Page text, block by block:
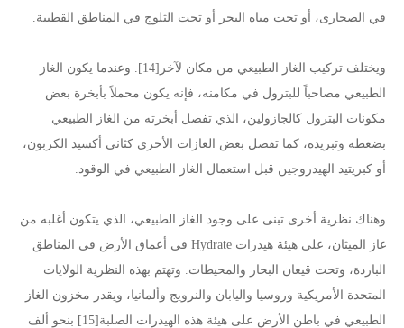
في الصحارى، أو تحت مياه البحر أو تحت الثلوج في المناطق القطبية.
ويختلف تركيب الغاز الطبيعي من مكان لآخر[14]. وعندما يكون الغاز
الطبيعي مصاحباً للبترول في مكامنه، فإنه يكون محملاً بأبخرة بعض
مكونات البترول كالجازولين، الذي تفصل أبخرته من الغاز الطبيعي
بضغطه وتبريده، كما تفصل بعض الغازات الأخرى كثاني أكسيد الكربون،
أو كبريتيد الهيدروجين قبل استعمال الغاز الطبيعي في الوقود.
وهناك نظرية أخرى تبنى على وجود الغاز الطبيعي، الذي يتكون أغلبه من
غاز الميثان، على هيئة هيدرات Hydrate في أعماق الأرض في المناطق
الباردة، وتحت قيعان البحار والمحيطات. وتهتم بهذه النظرية الولايات
المتحدة الأمريكية وروسيا واليابان والنرويج وألمانيا، ويقدر مخزون الغاز
الطبيعي في باطن الأرض على هيئة هذه الهيدرات الصلبة[15] بنحو ألف